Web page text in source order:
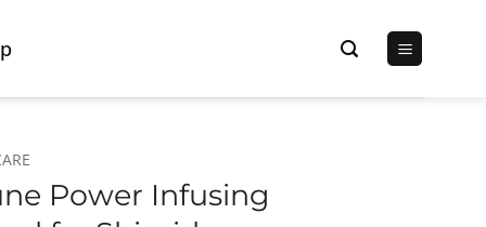
Power Infusing